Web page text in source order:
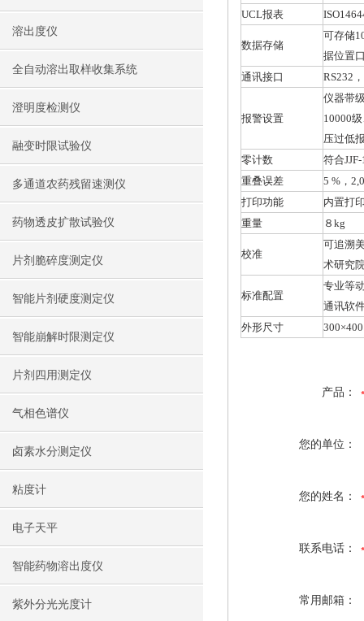
溶出度仪
全自动溶出取样收集系统
澄明度检测仪
融变时限试验仪
多通道农药残留速测仪
药物透皮扩散试验仪
片剂脆碎度测定仪
智能片剂硬度测定仪
智能崩解时限测定仪
片剂四用测定仪
气相色谱仪
卤素水分测定仪
粘度计
电子天平
智能药物溶出度仪
紫外分光光度计
UCL报表
数据存储
可存储
据位置
通讯接口
RS232
报警设置
仪器带
10000
压过低
零计数
符合
重叠误差
5 %，
打印功能
内置打
重量
８kg
校准
可追溯
术研究
标准配置
专业等
通讯软
外形尺寸
产品：
您的单位：
您的姓名：
联系电话：
常用邮箱：